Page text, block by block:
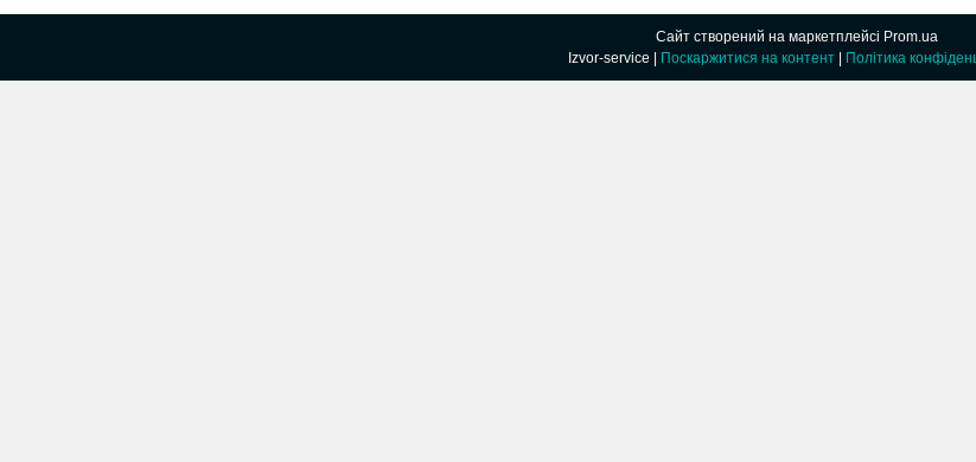
Сайт створений на маркетплейсі Prom.ua
Izvor-service | Поскаржитися на контент | Політика